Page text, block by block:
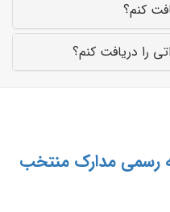
کنم؟
را دریافت کنم؟
رسمی مدارک منتخب